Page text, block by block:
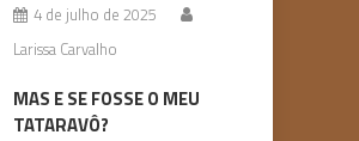
4 de julho de 2025
Larissa Carvalho
MAS E SE FOSSE O MEU
TATARAVÔ?